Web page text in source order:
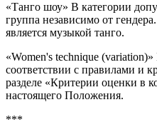
«Танго шоу» В категории
группа независимо от
является музыкой танго.
«Women's technique
соответствии с правилами и
разделе «Критерии оценки в
настоящего Положения.
***